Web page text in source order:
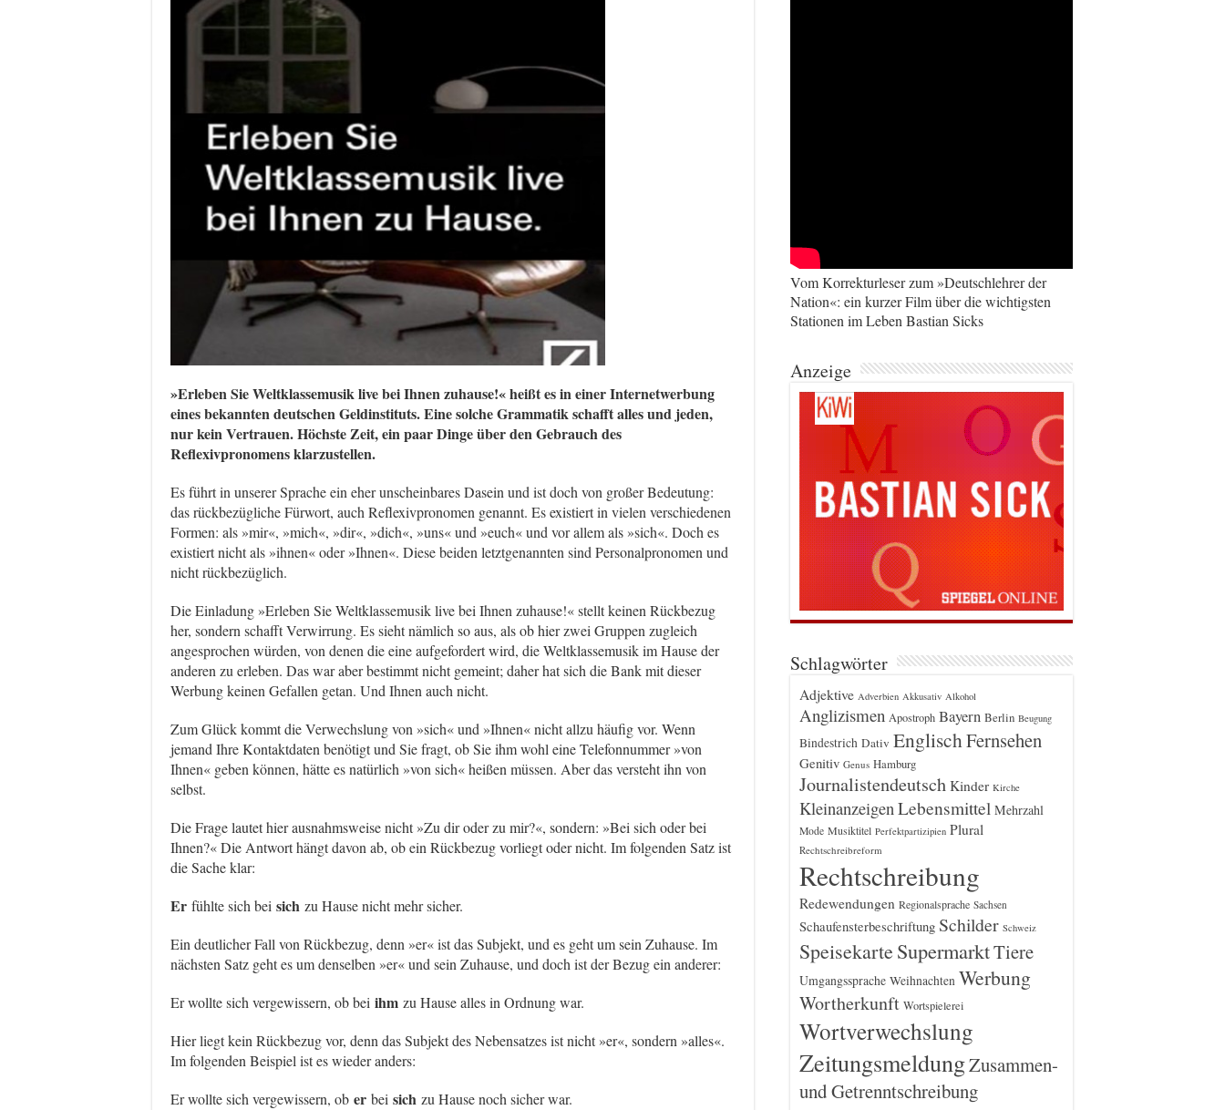
»Erleben Sie Weltklassemusik live bei Ihnen zuhause!« heißt es in einer Internetwerbung
eines bekannten deutschen Geldinstituts. Eine solche Grammatik schafft alles und jeden,
nur kein Vertrauen. Höchste Zeit, ein paar Dinge über den Gebrauch des
Reflexivpronomens klarzustellen.
Es führt in unserer Sprache ein eher unscheinbares Dasein und ist doch von großer Bedeutung:
das rückbezügliche Fürwort, auch Reflexivpronomen genannt. Es existiert in vielen verschiedenen
Formen: als »mir«, »mich«, »dir«, »dich«, »uns« und »euch« und vor allem als »sich«. Doch es
existiert nicht als »ihnen« oder »Ihnen«. Diese beiden letztgenannten sind Personalpronomen und
nicht rückbezüglich.
Die Einladung »Erleben Sie Weltklassemusik live bei Ihnen zuhause!« stellt keinen Rückbezug
her, sondern schafft Verwirrung. Es sieht nämlich so aus, als ob hier zwei Gruppen zugleich
angesprochen würden, von denen die eine aufgefordert wird, die Weltklassemusik im Hause der
anderen zu erleben. Das war aber bestimmt nicht gemeint; daher hat sich die Bank mit dieser
Werbung keinen Gefallen getan. Und Ihnen auch nicht.
Zum Glück kommt die Verwechslung von »sich« und »Ihnen« nicht allzu häufig vor. Wenn
jemand Ihre Kontaktdaten benötigt und Sie fragt, ob Sie ihm wohl eine Telefonnummer »von
Ihnen« geben können, hätte es natürlich »von sich« heißen müssen. Aber das versteht ihn von
selbst.
Die Frage lautet hier ausnahmsweise nicht »Zu dir oder zu mir?«, sondern: »Bei sich oder bei
Ihnen?« Die Antwort hängt davon ab, ob ein Rückbezug vorliegt oder nicht. Im folgenden Satz ist
die Sache klar:
Er fühlte sich bei sich zu Hause nicht mehr sicher.
Ein deutlicher Fall von Rückbezug, denn »er« ist das Subjekt, und es geht um sein Zuhause. Im
nächsten Satz geht es um denselben »er« und sein Zuhause, und doch ist der Bezug ein anderer:
Er wollte sich vergewissern, ob bei ihm zu Hause alles in Ordnung war.
Hier liegt kein Rückbezug vor, denn das Subjekt des Nebensatzes ist nicht »er«, sondern »alles«.
Im folgenden Beispiel ist es wieder anders:
Er wollte sich vergewissern, ob er bei sich zu Hause noch sicher war.
Vom Korrekturleser zum »Deutschlehrer der
Nation«: ein kurzer Film über die wichtigsten
Stationen im Leben Bastian Sicks
Anzeige
Schlagwörter
Adjektive Adverbien Akkusativ Alkohol
Anglizismen Apostroph Bayern Berlin Beugung
Bindestrich Dativ EnglischFernsehen
Genitiv Genus Hamburg
Journalistendeutsch Kinder Kirche
Kleinanzeigen Lebensmittel Mehrzahl
Mode Musiktitel Perfektpartizipien Plural
Rechtschreibreform
Rechtschreibung
Redewendungen Regionalsprache Sachsen
Schaufensterbeschriftung Schilder Schweiz
Speisekarte SupermarktTiere
Umgangssprache Weihnachten Werbung
Wortherkunft Wortspielerei
Wortverwechslung
ZeitungsmeldungZusammen-
und Getrenntschreibung